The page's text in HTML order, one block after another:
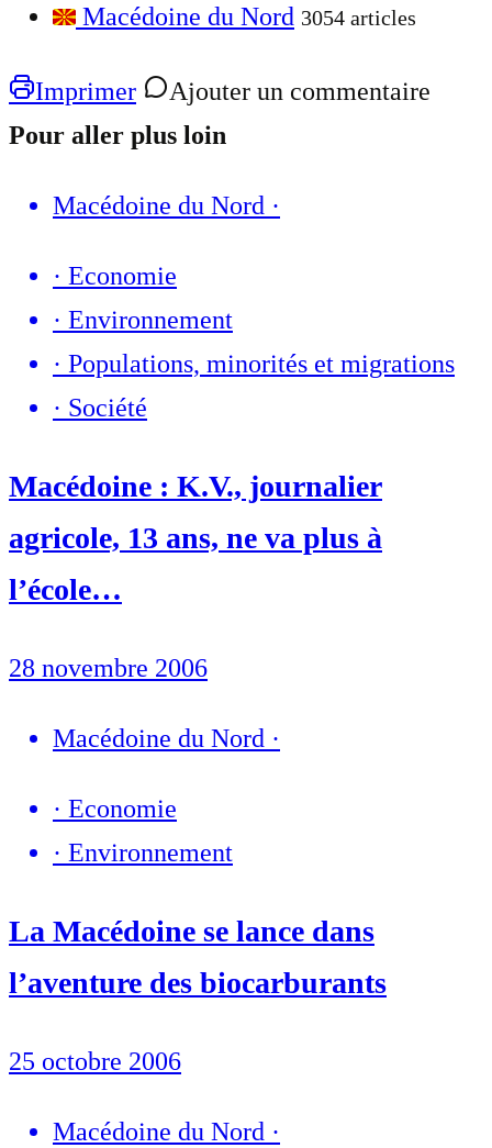
Macédoine du Nord 3054 articles
Imprimer
Ajouter un commentaire
Pour aller plus loin
Macédoine du Nord ·
· Economie
· Environnement
· Populations, minorités et migrations
· Société
Macédoine : K.V., journalier
agricole, 13 ans, ne va plus à
l’école…
28 novembre 2006
Macédoine du Nord ·
· Economie
· Environnement
La Macédoine se lance dans
l’aventure des biocarburants
25 octobre 2006
Macédoine du Nord ·